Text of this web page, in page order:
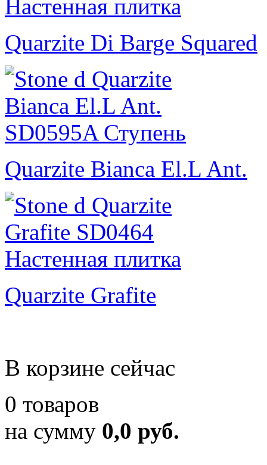
Quarzite Di Barge Squared
Quarzite Bianca El.L Ant.
Quarzite Grafite
В корзине сейчас
0 товаров
на сумму 0,0 руб.